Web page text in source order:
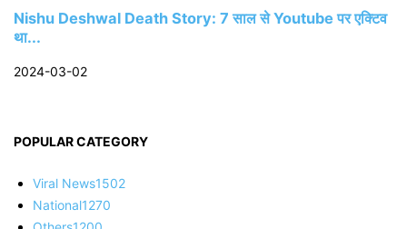
Nishu Deshwal Death Story: 7 साल से Youtube पर एक्टिव
था...
2024-03-02
POPULAR CATEGORY
Viral News1502
National1270